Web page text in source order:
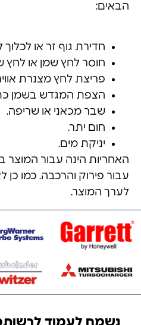
הבאים:
חדירת גוף זר או
חוסר לחץ שמן או לחץ
פריצת לחץ מצנרת
הצפת המגדש בשמן
שבר מכאני או שריפה.
חום יתר.
יניקת מים.
האחריות הינה עבור המוצר
עבור פירוק והרכבה. כמו כן
לערך המוצר.
נשמח לעמוד